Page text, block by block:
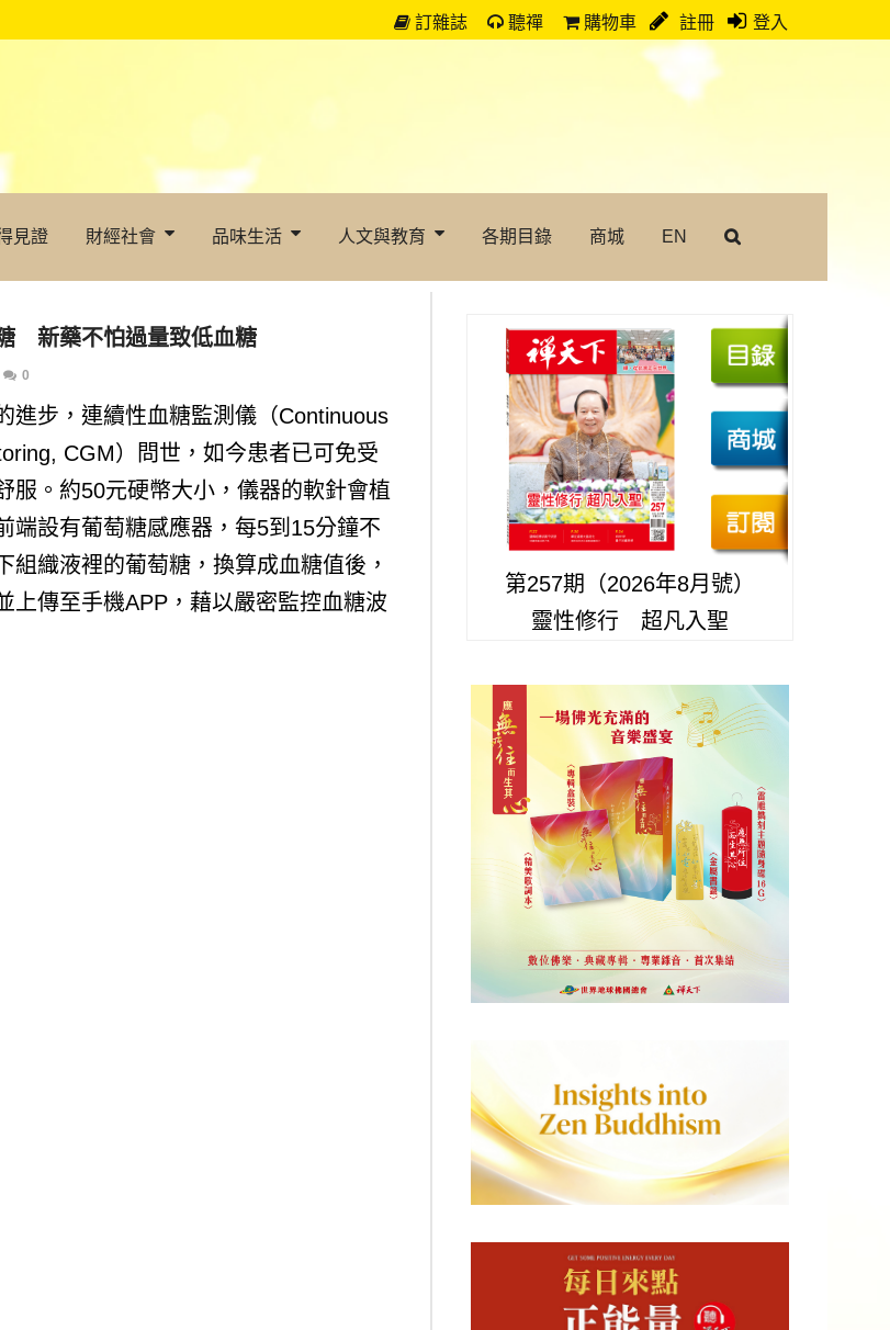
訂雜誌 聽禪 購物車 註冊 登入
見證 財經社會 品味生活 人文與教育 各期目錄 商城 EN
新藥不怕過量致低血糖
0
進步，連續性血糖監測儀（Continuous
CGM）問世，如今患者已可免受
服。約50元硬幣大小，儀器的軟針會植
端設有葡萄糖感應器，每5到15分鐘不
組織液裡的葡萄糖，換算成血糖值後，
上傳至手機APP，藉以嚴密監控血糖波
第257期（2026年8月號）
靈性修行 超凡入聖